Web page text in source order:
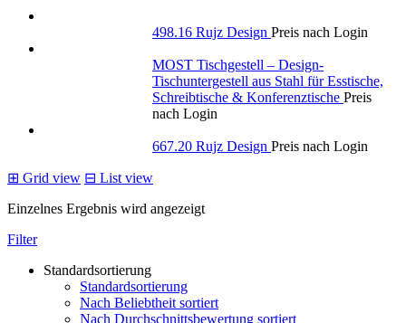
498.16 Rujz Design Preis nach Login
MOST Tischgestell – Design-
Tischuntergestell aus Stahl für Esstische,
Schreibtische & Konferenztische Preis
nach Login
667.20 Rujz Design Preis nach Login
⊞ Grid view ⊟ List view
Einzelnes Ergebnis wird angezeigt
Filter
Standardsortierung
Standardsortierung
Nach Beliebtheit sortiert
Nach Durchschnittsbewertung sortiert